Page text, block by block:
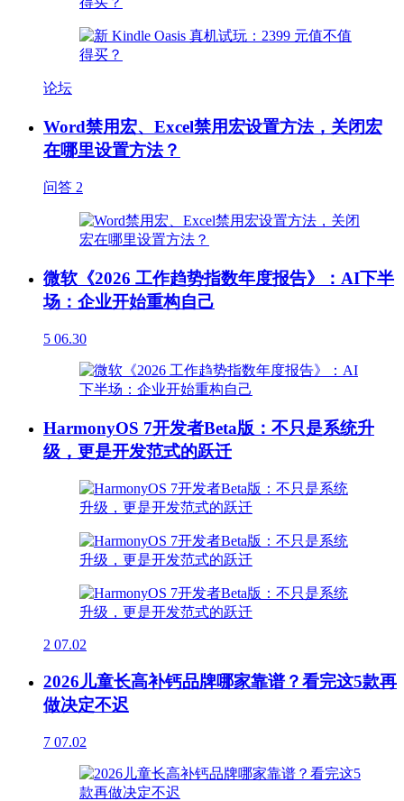
论坛
Word禁用宏、Excel禁用宏设置方法，关闭宏
在哪里设置方法？
问答 2
微软《2026 工作趋势指数年度报告》：AI下半
场：企业开始重构自己
5 06.30
HarmonyOS 7开发者Beta版：不只是系统升
级，更是开发范式的跃迁
2 07.02
2026儿童长高补钙品牌哪家靠谱？看完这5款再
做决定不迟
7 07.02